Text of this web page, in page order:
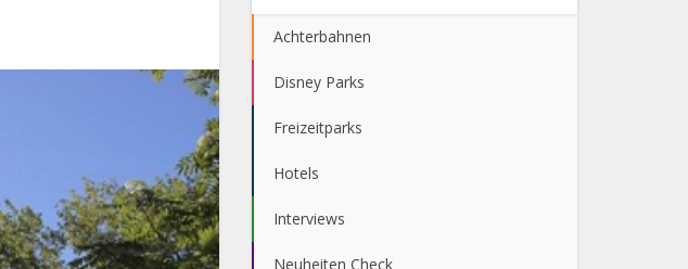
Achterbahnen
Disney Parks
Freizeitparks
Hotels
Interviews
Neuheiten Check